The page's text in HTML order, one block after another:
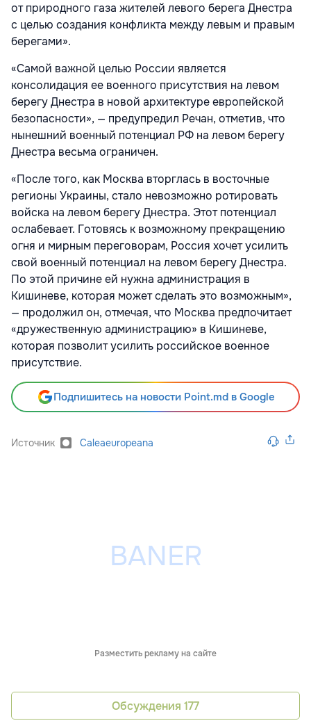
от природного газа жителей левого берега Днестра
с целью создания конфликта между левым и правым
берегами».
«Самой важной целью России является
консолидация ее военного присутствия на левом
берегу Днестра в новой архитектуре европейской
безопасности», — предупредил Речан, отметив, что
нынешний военный потенциал РФ на левом берегу
Днестра весьма ограничен.
«После того, как Москва вторглась в восточные
регионы Украины, стало невозможно ротировать
войска на левом берегу Днестра. Этот потенциал
ослабевает. Готовясь к возможному прекращению
огня и мирным переговорам, Россия хочет усилить
свой военный потенциал на левом берегу Днестра.
По этой причине ей нужна администрация в
Кишиневе, которая может сделать это возможным»,
— продолжил он, отмечая, что Москва предпочитает
«дружественную администрацию» в Кишиневе,
которая позволит усилить российское военное
присутствие.
Подпишитесь на новости Point.md в Google
Источник Caleaeuropeana
Разместить рекламу на сайте
Обсуждения 177